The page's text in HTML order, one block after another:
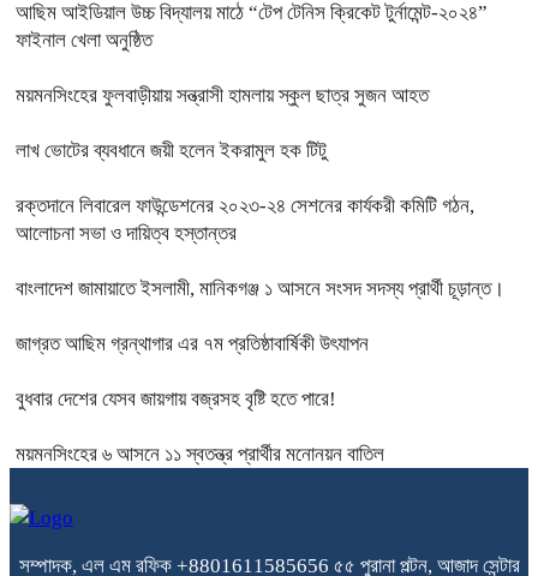
আছিম আইডিয়াল উচ্চ বিদ্যালয় মাঠে “টেপ টেনিস ক্রিকেট টুর্নামেন্ট-২০২৪”
ফাইনাল খেলা অনুষ্ঠিত
ময়মনসিংহের ফুলবাড়ীয়ায় সন্ত্রাসী হামলায় স্কুল ছাত্র সুজন আহত
লাখ ভোটের ব্যবধানে জয়ী হলেন ইকরামুল হক টিটু
রক্তদানে লিবারেল ফাউন্ডেশনের ২০২৩-২৪ সেশনের কার্যকরী কমিটি গঠন,
আলোচনা সভা ও দায়িত্ব হস্তান্তর
বাংলাদেশ জামায়াতে ইসলামী, মানিকগঞ্জ ১ আসনে সংসদ সদস্য প্রার্থী চূড়ান্ত।
জাগ্রত আছিম গ্রন্থাগার এর ৭ম প্রতিষ্ঠাবার্ষিকী উৎযাপন
বুধবার দেশের যেসব জায়গায় বজ্রসহ বৃষ্টি হতে পারে!
ময়মনসিংহের ৬ আসনে ১১ স্বতন্ত্র প্রার্থীর মনোনয়ন বাতিল
সম্পাদক, এল এম রফিক +8801611585656 ৫৫ পুরানা পল্টন, আজাদ সেন্টার